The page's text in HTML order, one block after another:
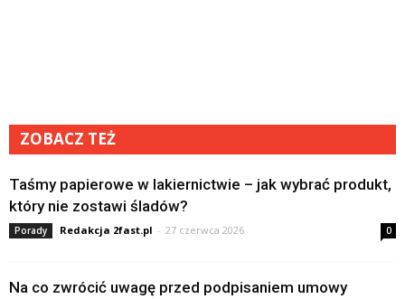
ZOBACZ TEŻ
Taśmy papierowe w lakiernictwie – jak wybrać produkt,
który nie zostawi śladów?
Porady Redakcja 2fast.pl - 27 czerwca 2026 0
Na co zwrócić uwagę przed podpisaniem umowy